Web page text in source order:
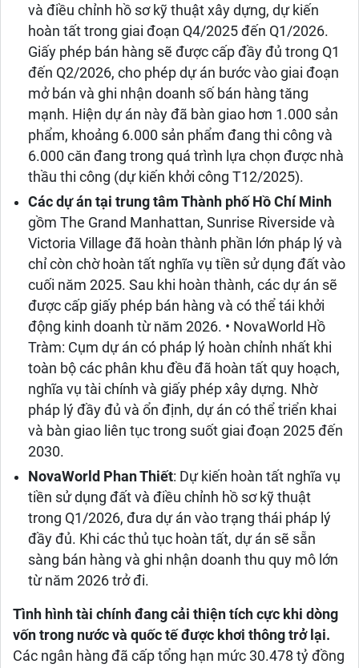
và điều chỉnh hồ sơ kỹ thuật xây dựng, dự kiến
hoàn tất trong giai đoạn Q4/2025 đến Q1/2026.
Giấy phép bán hàng sẽ được cấp đầy đủ trong Q1
đến Q2/2026, cho phép dự án bước vào giai đoạn
mở bán và ghi nhận doanh số bán hàng tăng
mạnh. Hiện dự án này đã bàn giao hơn 1.000 sản
phẩm, khoảng 6.000 sản phẩm đang thi công và
6.000 căn đang trong quá trình lựa chọn được nhà
thầu thi công (dự kiến khởi công T12/2025).
Các dự án tại trung tâm Thành phố Hồ Chí Minh
gồm The Grand Manhattan, Sunrise Riverside và
Victoria Village đã hoàn thành phần lớn pháp lý và
chỉ còn chờ hoàn tất nghĩa vụ tiền sử dụng đất vào
cuối năm 2025. Sau khi hoàn thành, các dự án sẽ
được cấp giấy phép bán hàng và có thể tái khởi
động kinh doanh từ năm 2026. • NovaWorld Hồ
Tràm: Cụm dự án có pháp lý hoàn chỉnh nhất khi
toàn bộ các phân khu đều đã hoàn tất quy hoạch,
nghĩa vụ tài chính và giấy phép xây dựng. Nhờ
pháp lý đầy đủ và ổn định, dự án có thể triển khai
và bàn giao liên tục trong suốt giai đoạn 2025 đến
2030.
NovaWorld Phan Thiết: Dự kiến hoàn tất nghĩa vụ
tiền sử dụng đất và điều chỉnh hồ sơ kỹ thuật
trong Q1/2026, đưa dự án vào trạng thái pháp lý
đầy đủ. Khi các thủ tục hoàn tất, dự án sẽ sẵn
sàng bán hàng và ghi nhận doanh thu quy mô lớn
từ năm 2026 trở đi.
Tình hình tài chính đang cải thiện tích cực khi dòng
vốn trong nước và quốc tế được khơi thông trở lại.
Các ngân hàng đã cấp tổng hạn mức 30.478 tỷ đồng